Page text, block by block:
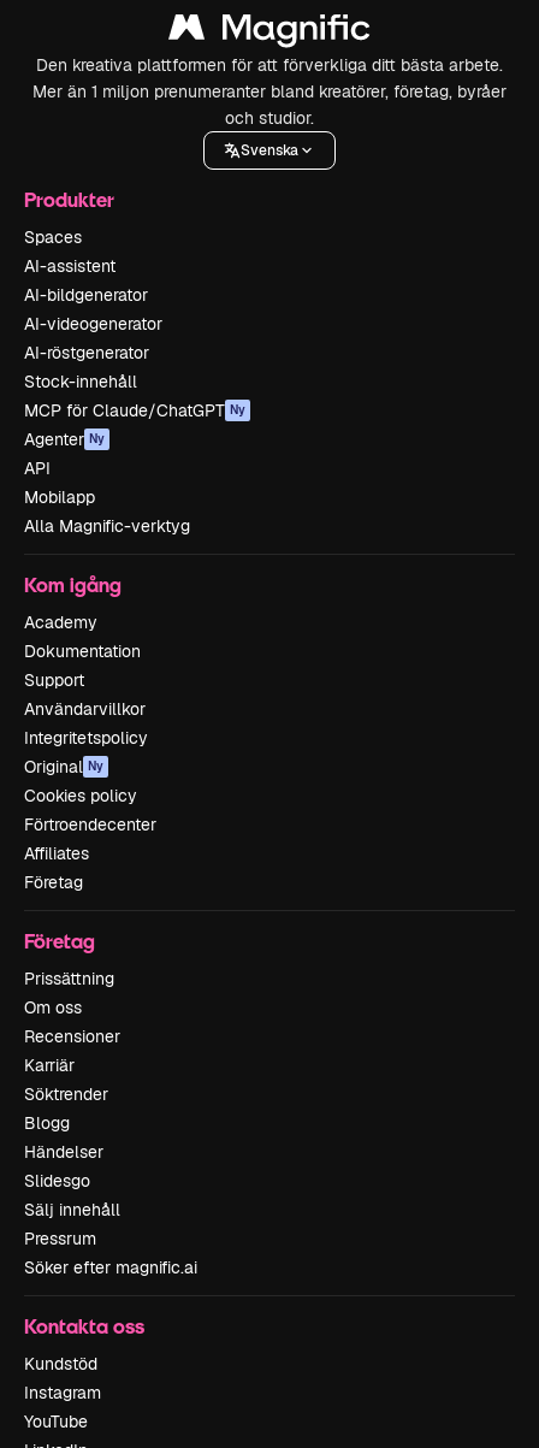
Den kreativa plattformen för att förverkliga ditt bästa arbete.
Mer än 1 miljon prenumeranter bland kreatörer, företag, byråer
och studior.
Svenska
Produkter
Spaces
AI-assistent
AI-bildgenerator
AI-videogenerator
AI-röstgenerator
Stock-innehåll
MCP för Claude/ChatGPT Ny
Agenter Ny
API
Mobilapp
Alla Magnific-verktyg
Kom igång
Academy
Dokumentation
Support
Användarvillkor
Integritetspolicy
Original Ny
Cookies policy
Förtroendecenter
Affiliates
Företag
Företag
Prissättning
Om oss
Recensioner
Karriär
Söktrender
Blogg
Händelser
Slidesgo
Sälj innehåll
Pressrum
Söker efter magnific.ai
Kontakta oss
Kundstöd
Instagram
YouTube